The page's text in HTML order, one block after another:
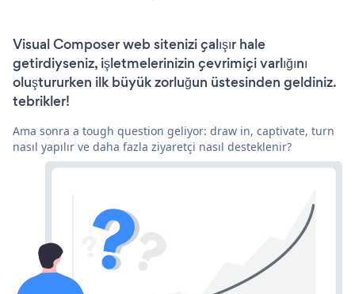
Visual Composer web sitenizi çalışır hale
getirdiyseniz, işletmelerinizin çevrimiçi varlığını
oluştururken ilk büyük zorluğun üstesinden geldiniz.
tebrikler!
Ama sonra a tough question geliyor: draw in, captivate, turn
nasıl yapılır ve daha fazla ziyaretçi nasıl desteklenir?